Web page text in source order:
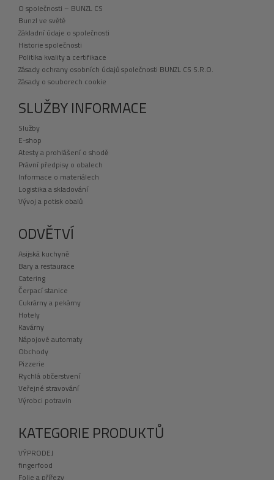
O společnosti – BUNZL CS
Bunzl ve světě
Základní údaje o společnosti
Historie společnosti
Politika kvality a certifikace
Zásady ochrany osobních údajů společnosti BUNZL CS S.R.O.
Zásady o souborech cookie
SLUŽBY INFORMACE
Služby
E-shop
Atesty a prohlášení o shodě
Právní předpisy o obalech
Informace o materiálech
Logistika a skladování
Vývoj a potisk obalů
ODVĚTVÍ
Asijská kuchyně
Bary a restaurace
Catering
Čerpací stanice
Cukrárny a pekárny
Hotely
Kavárny
Nápojové automaty
Obchody
Pizzerie
Rychlá občerstvení
Veřejné stravování
Výrobci potravin
KATEGORIE PRODUKTŮ
VÝPRODEJ
fingerfood
Folie a přířezy